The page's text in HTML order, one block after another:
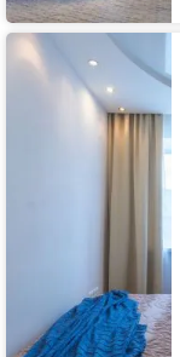
Апартаменты
Пять